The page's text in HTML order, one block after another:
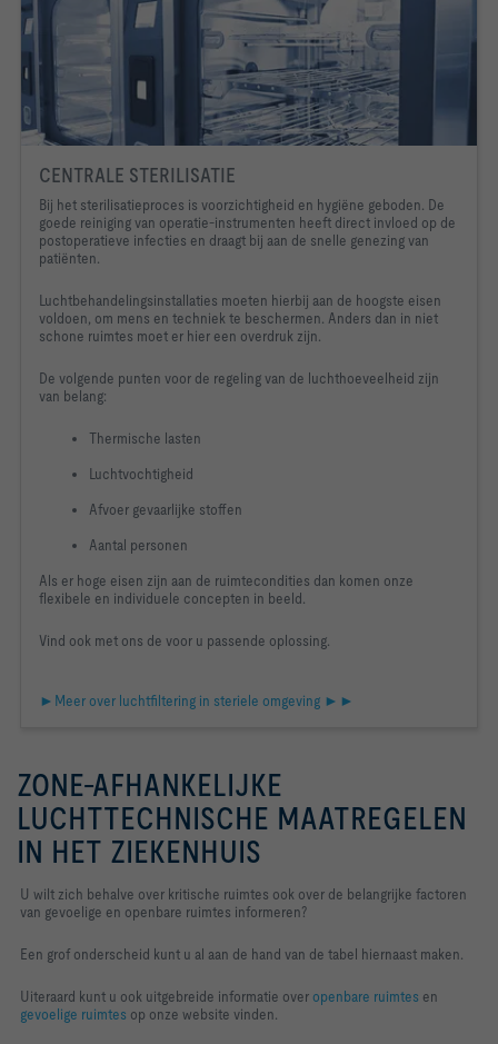
CENTRALE STERILISATIE
Bij het sterilisatieproces is voorzichtigheid en hygiëne geboden. De
goede reiniging van operatie-instrumenten heeft direct invloed op de
postoperatieve infecties en draagt bij aan de snelle genezing van
patiënten.
Luchtbehandelingsinstallaties moeten hierbij aan de hoogste eisen
voldoen, om mens en techniek te beschermen. Anders dan in niet
schone ruimtes moet er hier een overdruk zijn.
De volgende punten voor de regeling van de luchthoeveelheid zijn
van belang:
Thermische lasten
Luchtvochtigheid
Afvoer gevaarlijke stoffen
Aantal personen
Als er hoge eisen zijn aan de ruimtecondities dan komen onze
flexibele en individuele concepten in beeld.
Vind ook met ons de voor u passende oplossing.
►Meer over luchtfiltering in steriele omgeving ►►
ZONE-AFHANKELIJKE
LUCHTTECHNISCHE MAATREGELEN
IN HET ZIEKENHUIS
U wilt zich behalve over kritische ruimtes ook over de belangrijke factoren
van gevoelige en openbare ruimtes informeren?
Een grof onderscheid kunt u al aan de hand van de tabel hiernaast maken.
Uiteraard kunt u ook uitgebreide informatie overopenbare ruimtes en
gevoelige ruimtes op onze website vinden.